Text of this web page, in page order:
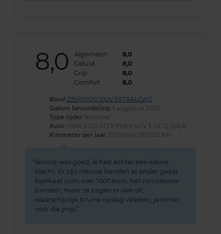
8,0 Algemeen
8,0
Geluid
8,0
Grip
8,0
Comfort
8,0
Band 235/45R20 100V EXTRALOAD
Datum beoordeling 3 augustus 2026
Type rijder Normaal
Auto LYNK & CO 01 1.5 PHEV SUV 3-cil. Q 261pk
Kilometer per jaar 25.000 tot 50.000 km
Service was goed, ik heb echter een kleine
klacht. Er zijn nieuwe banden er onder gezet
bijelkaar ruim over 1000 euro, het zijn nieuwe
banden, maar ze zagen er vies uit,
waarschijnlijk bruine opslag vlekken, jammer
voor die prijs.